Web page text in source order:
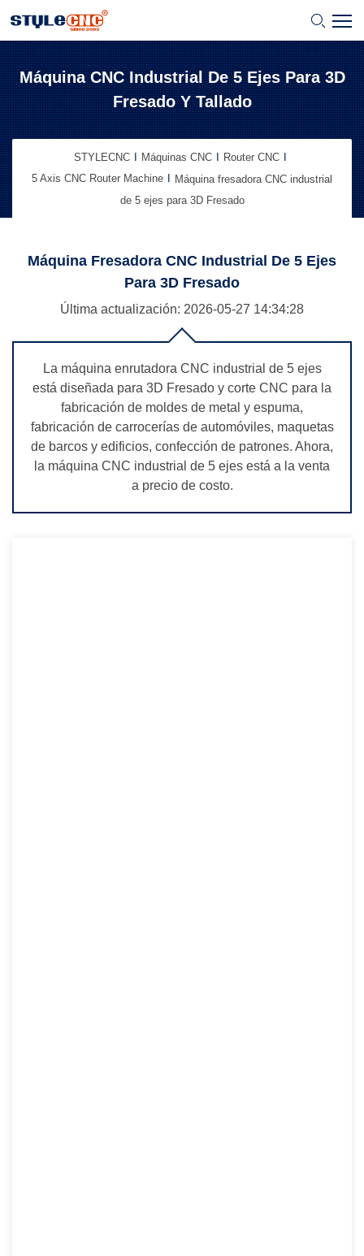
Máquina CNC Industrial De 5 Ejes Para 3D
Fresado Y Tallado
STYLECNC Máquinas CNC
Router CNC
5 Axis CNC Router Machine
Máquina fresadora CNC industrial
de 5 ejes para 3D Fresado
Máquina Fresadora CNC Industrial De 5 Ejes
Para 3D Fresado
Última actualización: 2026-05-27 14:34:28
La máquina enrutadora CNC industrial de 5 ejes
está diseñada para 3D Fresado y corte CNC para la
fabricación de moldes de metal y espuma,
fabricación de carrocerías de automóviles, maquetas
de barcos y edificios, confección de patrones. Ahora,
la máquina CNC industrial de 5 ejes está a la venta
a precio de costo.